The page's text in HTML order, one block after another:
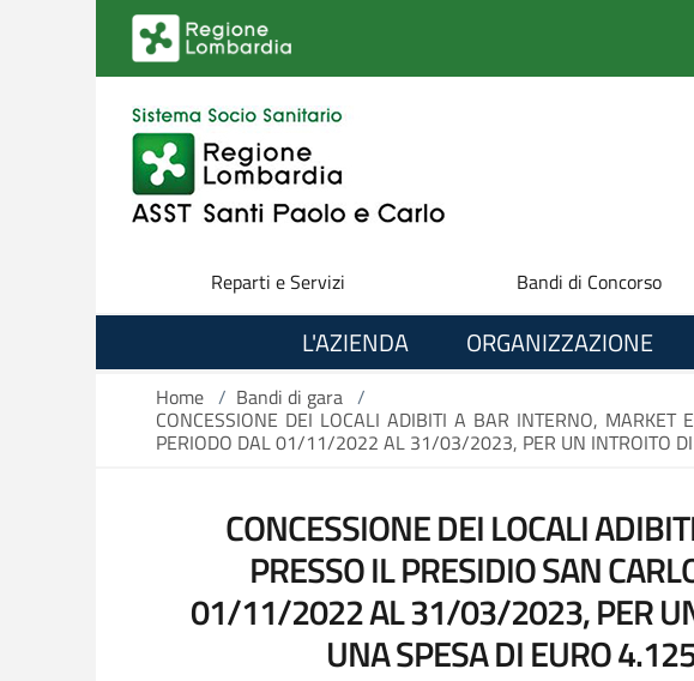
Salta al contenuto principale
Reparti e Servizi Bandi di Concorso
L'AZIENDA ORGANIZZAZIONE
Home / Bandi di gara /
CONCESSIONE DEI LOCALI ADIBITI A BAR INTERNO, MARKET
PERIODO DAL 01/11/2022 AL 31/03/2023, PER UN INTROITO
CONCESSIONE DEI LOCALI
PRESSO IL PRESIDIO SAN
01/11/2022 AL 31/03/2023, PER UN
UNA SPESA DI EURO